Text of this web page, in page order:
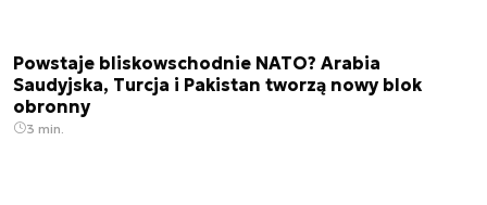
Powstaje bliskowschodnie NATO? Arabia
Saudyjska, Turcja i Pakistan tworzą nowy blok
obronny
3 min.